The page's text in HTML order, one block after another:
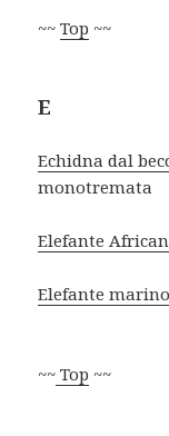
~~Top ~~
E
Echidna dal
monotremata
Elefante
Elefante
~~ Top ~~